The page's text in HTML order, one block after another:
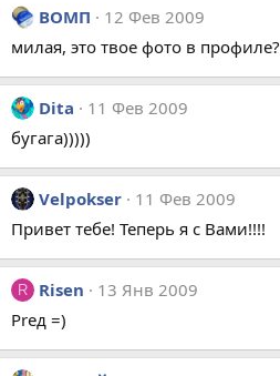
ВОМП
12 Фев 2009
милая, это твое фото в профиле?
Dita
11 Фев 2009
бугага)))))
Velpokser
11 Фев 2009
Привет тебе! Теперь я с Вами!!!!
R Risen
13 Янв 2009
Prед =)